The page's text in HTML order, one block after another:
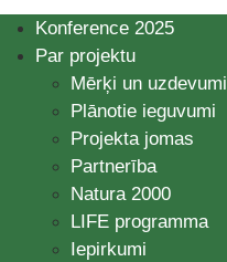
Konference 2025
Par projektu
Mērķi un uzdevumi
Plānotie ieguvumi
Projekta jomas
Partnerība
Natura 2000
LIFE programma
Iepirkumi